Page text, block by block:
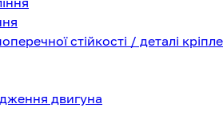
стійкості / деталі
двигуна